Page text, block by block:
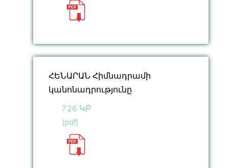
ՀԵՆԱՐԱՆ Հիմնադրամի
կանոնադրությունը
726 ԿԲ
(pdf)